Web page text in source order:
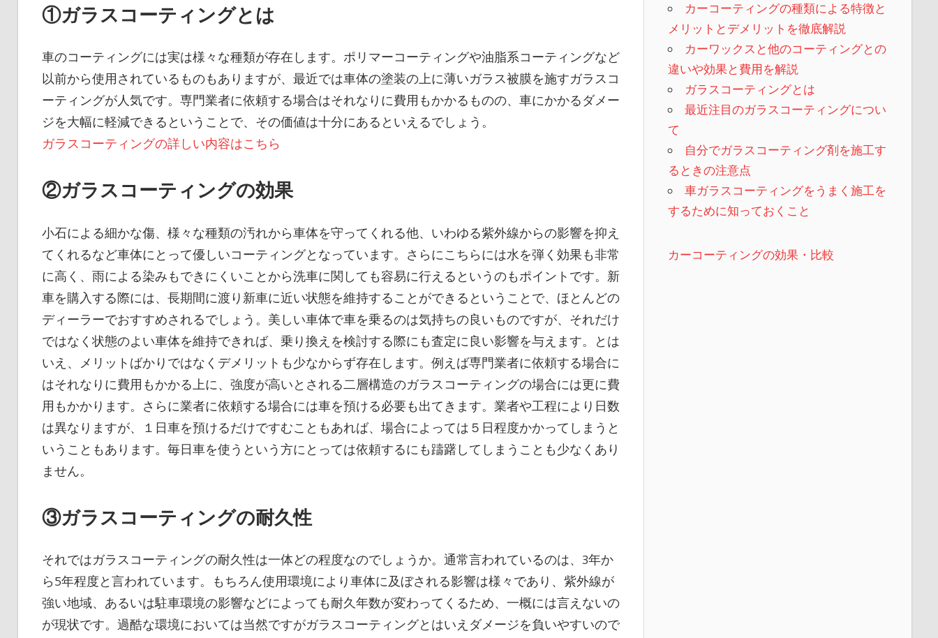
①ガラスコーティングとは
車のコーティングには実は様々な種類が存在します。ポリマーコーティングや油脂系コーティングなど
以前から使用されているものもありますが、最近では車体の塗装の上に薄いガラス被膜を施すガラスコ
ーティングが人気です。専門業者に依頼する場合はそれなりに費用もかかるものの、車にかかるダメー
ジを大幅に軽減できるということで、その価値は十分にあるといえるでしょう。
ガラスコーティングの詳しい内容はこちら
②ガラスコーティングの効果
小石による細かな傷、様々な種類の汚れから車体を守ってくれる他、いわゆる紫外線からの影響を抑え
てくれるなど車体にとって優しいコーティングとなっています。さらにこちらには水を弾く効果も非常
に高く、雨による染みもできにくいことから洗車に関しても容易に行えるというのもポイントです。新
車を購入する際には、長期間に渡り新車に近い状態を維持することができるということで、ほとんどの
ディーラーでおすすめされるでしょう。美しい車体で車を乗るのは気持ちの良いものですが、それだけ
ではなく状態のよい車体を維持できれば、乗り換えを検討する際にも査定に良い影響を与えます。とは
いえ、メリットばかりではなくデメリットも少なからず存在します。例えば専門業者に依頼する場合に
はそれなりに費用もかかる上に、強度が高いとされる二層構造のガラスコーティングの場合には更に費
用もかかります。さらに業者に依頼する場合には車を預ける必要も出てきます。業者や工程により日数
は異なりますが、１日車を預けるだけですむこともあれば、場合によっては５日程度かかってしまうと
いうこともあります。毎日車を使うという方にとっては依頼するにも躊躇してしまうことも少なくあり
ません。
③ガラスコーティングの耐久性
それではガラスコーティングの耐久性は一体どの程度なのでしょうか。通常言われているのは、3年か
ら5年程度と言われています。もちろん使用環境により車体に及ぼされる影響は様々であり、紫外線が
強い地域、あるいは駐車環境の影響などによっても耐久年数が変わってくるため、一概には言えないの
が現状です。過酷な環境においては当然ですがガラスコーティングとはいえダメージを負いやすいので
カーコーティングの種類による特徴と
メリットとデメリットを徹底解説
カーワックスと他のコーティングとの
違いや効果と費用を解説
ガラスコーティングとは
最近注目のガラスコーティングについ
て
自分でガラスコーティング剤を施工す
るときの注意点
車ガラスコーティングをうまく施工を
するために知っておくこと
カーコーティングの効果・比較